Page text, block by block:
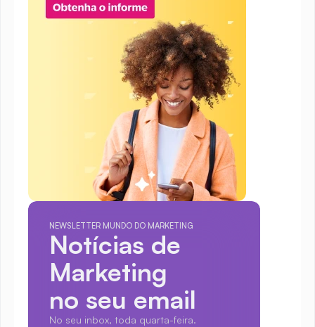
NEWSLETTER MUNDO DO MARKETING
Notícias de
Marketing
no seu email
No seu inbox, toda quarta-feira.